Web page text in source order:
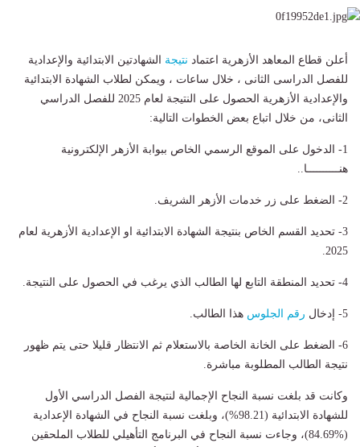
أعلن قطاع المعاهد الأزهرية اعتماد نتيجة الشهادتين الابتدائية والإعدادية
للفصل الدراسى الثانى ، خلال ساعات ، ويمكن لطلاب الشهادة الابتدائية
والإعدادية الأزهرية الحصول على النتيجة لعام 2025 للفصل الدراسي
الثانى، من خلال اتباع بعض الخطوات التالية:
1- الدخول على الموقع الرسمي الخاص ببوابة الأزهر الإلكترونية
هنــــــــــا..
2- الضغط على زر خدمات الأزهر الشريف.
3- تحديد القسم الخاص بنتيجة الشهادة الابتدائية او الإعدادية الأزهرية لعام
2025.
4- تحديد المنطقة التابع لها الطالب الذي يرغب في الحصول على النتيجة.
5- إدخال رقم الجلوس هذا الطالب.
6- الضغط على الخانة الخاصة بالاستعلام ثم الانتظار قليلا حتى يتم ظهور
نتيجة الطالب المطلوبة مباشرة.
وكانت قد بلغت نسبة النجاح الإجمالية لنتيجة الفصل الدراسي الأول
للشهادة الابتدائية (98.21%)، وبلغت نسبة النجاح ‏في الشهادة الإعدادية
‏(84.69%)‏، وجاءت نسبة النجاح في البرنامج التأهيلي للطلاب الملحقين